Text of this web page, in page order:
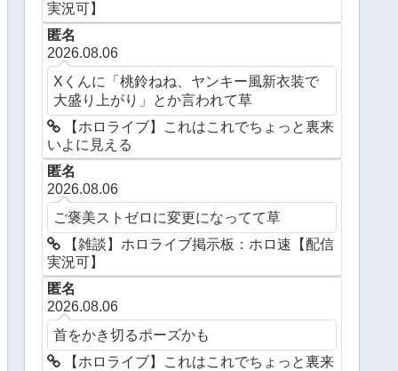
実況可】
匿名
2026.08.06
Xくんに「桃鈴ねね、ヤンキー風新衣装で
大盛り上がり」とか言われて草
【ホロライブ】これはこれでちょっと裏来
いよに見える
匿名
2026.08.06
ご褒美ストゼロに変更になってて草
【雑談】ホロライブ掲示板：ホロ速【配信
実況可】
匿名
2026.08.06
首をかき切るポーズかも
【ホロライブ】これはこれでちょっと裏来